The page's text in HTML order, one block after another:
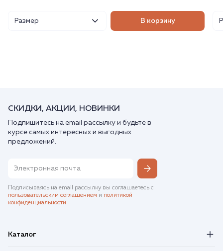
Размер В корзину
СКИДКИ, АКЦИИ, НОВИНКИ
Подпишитесь на email рассылку и будьте в
курсе самых интересных и выгодных
предложений.
Подписываясь на email рассылку вы соглашаетесь с
пользовательским соглашением и политикой
конфиденциальности.
Каталог